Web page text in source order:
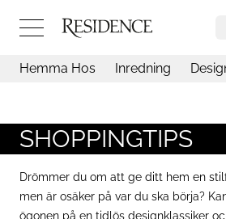
Konst
Design
Video
Inredning
Hemma Hos Inredning
SHOPPINGTIPS
Drömmer du om att ge ditt hem en
men är osäker på var du ska börja?
ögonen på en tidlös designklassiker